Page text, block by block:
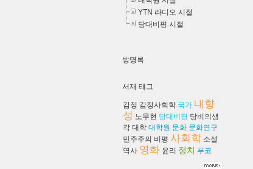
YTN 라디오 시절
당대비평 시절
방명록
서재 태그
감정 감정사회학 국가 내향
성 노무현 당대비평 당비의생
각 대학 대학원 문화 문화연구
민주주의 비평 사회학 소설
역사 영화 윤리 정치 푸코